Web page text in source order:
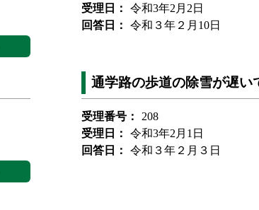
受理日：
令和3年2月2日
回答日：
令和３年２月10日
通学路の歩道の除雪が遅い
受理番号：
208
受理日：
令和3年2月1日
回答日：
令和３年２月３日